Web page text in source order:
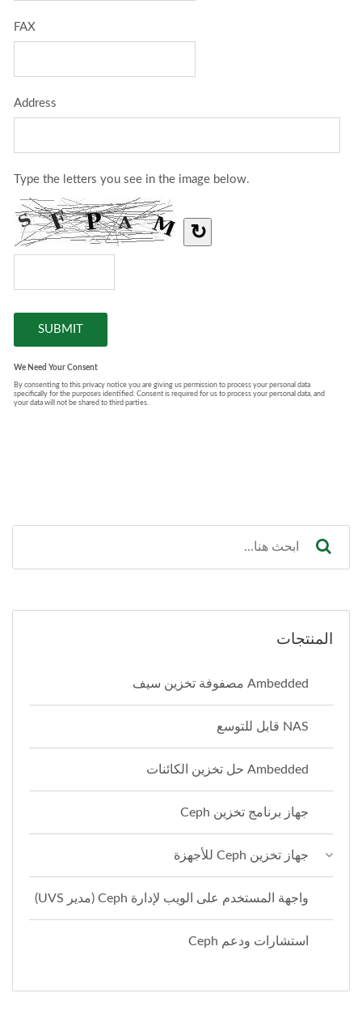
المنتجات
Ambedded مصفوفة تخزين سيف
NAS قابل للتوسع
Ambedded حل تخزين الكائنات
جهاز برنامج تخزين Ceph
جهاز تخزين Ceph للأجهزة
واجهة المستخدم على الويب لإدارة Ceph (مدير UVS)
استشارات ودعم Ceph